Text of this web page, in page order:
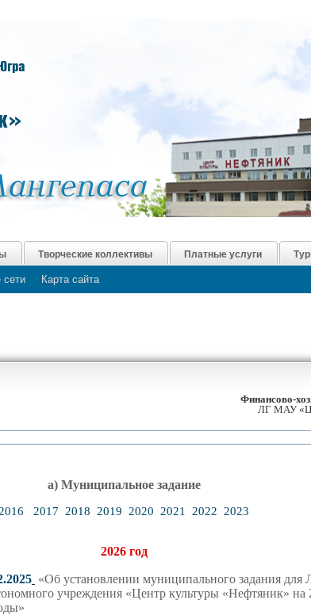
сети Карта сайта
Творческие коллективы Платные услуги
Финансово-
ЛГ МАУ
а) Муниципальное задание
2016 2017 2018 2019 2020 2021 2022 2023
2026 год
«Об установлении муниципального задания для
учреждения «Центр культуры «Нефтяник» на
ы»